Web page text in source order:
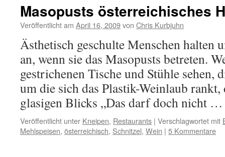
Masopusts österreichisches
Veröffentlicht am April 16, 2009von Chris Kurbjuhn
Ästhetisch geschulte Menschen halten
an, wenn sie das Masopusts betreten.
gestrichenen Tische und Stühle sehen,
um die sich das Plastik-Weinlaub
glasigen Blicks „Das darf doch nicht
Veröffentlicht unter Kneipen, Restaurants | Verschlagwortet mit
Mehlspeisen, österreichisch, Schnitzel, Wein | 5 Kommentare